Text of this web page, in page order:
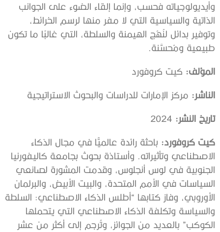
وأيديولوجياته فحسب، وإنما إلقاء الضوء على الجوانب
الذاتية والسياسية التي لا مفر منها لرسم الخرائط،
وتوفير بدائل لنُهُج الهيمنة والسلطة، التي غالبًا ما تكون
طبيعية ومُحسَّنة.
المؤلف: كيت كروفورد
الناشر: مركز الإمارات للدراسات والبحوث الاستراتيجية
تاريخ النشر:
كيت كروفورد: باحثة رائدة عالميًّا في مجال الذكاء
الاصطناعي وتأثيراته. وأستاذة بحوث بجامعة كاليفورنيا
الجنوبية في لوس أنجلوس، وقدمت المشورة لصانعي
السياسات في الأمم المتحدة، والبيت الأبيض، والبرلمان
الأوروبي، وفاز كتابها “أطلس الذكاء الاصطناعي: السلطة
والسياسة وتكلفة الذكاء الاصطناعي التي يتحملها
الكوكب” بالعديد من الجوائز، وتُرجم إلى أكثر من عشر